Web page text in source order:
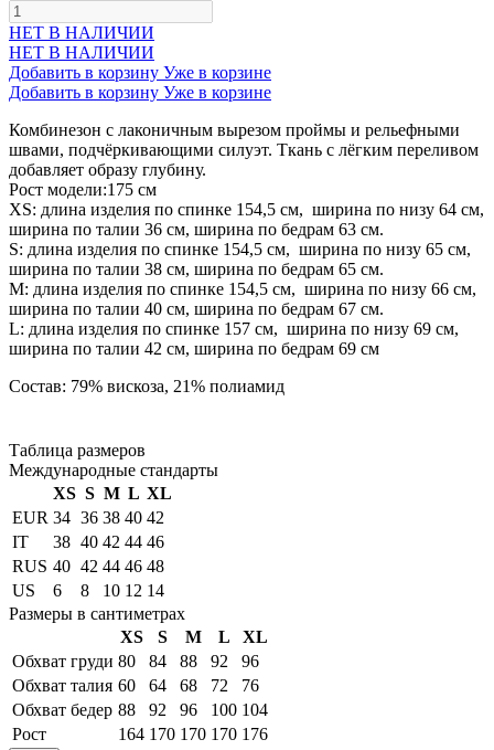
НЕТ В НАЛИЧИИ
НЕТ В НАЛИЧИИ
Добавить в корзину Уже в корзине
Добавить в корзину Уже в корзине
Комбинезон с лаконичным вырезом проймы и рельефными
швами, подчёркивающими силуэт. Ткань с лёгким переливом
добавляет образу глубину.
Рост модели:175 см
XS: длина изделия по спинке 154,5 см, ширина по низу 64 см,
ширина по талии 36 см, ширина по бедрам 63 см.
S: длина изделия по спинке 154,5 см, ширина по низу 65 см,
ширина по талии 38 см, ширина по бедрам 65 см.
М: длина изделия по спинке 154,5 см, ширина по низу 66 см,
ширина по талии 40 см, ширина по бедрам 67 см.
L: длина изделия по спинке 157 см, ширина по низу 69 см,
ширина по талии 42 см, ширина по бедрам 69 см
Состав: 79% вискоза, 21% полиамид
Таблица размеров
Международные стандарты
XS S M L XL
EUR 34 36 38 40 42
IT
38 40 42 44 46
RUS 40 42 44 46 48
US
6 8 10 12 14
Размеры в сантиметрах
XS
S M L
XL
Обхват груди 80 84 88 92
96
Обхват талия 60 64 68 72
76
Обхват бедер 88 92 96 100 104
Рост
164 170 170 170 176